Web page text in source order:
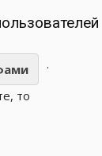
.
то